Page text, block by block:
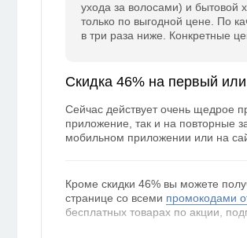
ухода за волосами) и бытовой
только по выгодной цене. По
в три раза ниже. Конкретные
Скидка 46% на первый
Сейчас действует очень щедрое
приложение, так и на повторные
мобильном приложении или на
Кроме скидки 46% вы можете
странице со всеми промокодами
бесплатных товарах по акции,